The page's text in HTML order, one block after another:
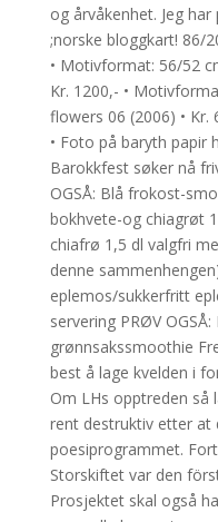
og årvåkenhet. Jeg
;norske bloggkart! 86/
• Motivformat: 56/52
Kr. 1200,- •
flowers 06 (2006) •
• Foto på baryth papir
Barokkfest søker nå
OGSÅ: Blå frokost-
bokhvete-og chiagrøt
chiafrø 1,5 dl valgfri
denne
eplemos/sukkerfritt
servering PRØV
grønnsakssmoothie
best å lage kvelden i
Om LHs opptreden
rent destruktiv etter at
poesiprogrammet.
Storskiftet var den
Prosjektet skal også